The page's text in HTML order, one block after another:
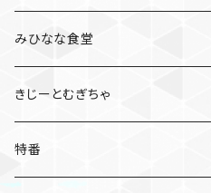
みひなな食堂
きじーとむぎちゃ
特番